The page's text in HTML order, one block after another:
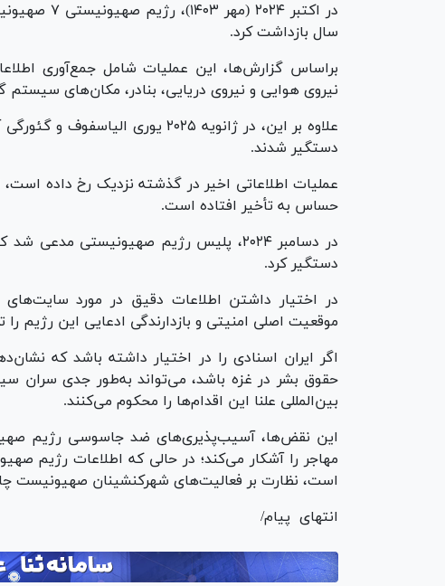
سال بازداشت کرد.
براساس گزارش‌ها، این عملیات شامل جمع‌آوری
نیروی هوایی و نیروی دریایی، بنادر، مکان‌های
علاوه بر این، در ژانویه ۲۰۲۵
دستگیر شدند.
عملیات اطلاعاتی اخیر در گذشته نزدیک رخ داده
حساس به تأخیر افتاده است.
دستگیر کرد.
در اختیار داشتن اطلاعات دقیق در مورد
موقعیت اصلی امنیتی و بازدارندگی ادعایی این رژیم را
اگر ایران اسنادی را در اختیار داشته باشد که
حقوق بشر در غزه باشد، می‌تواند به‌طور جدی سران
بین‌المللی علنا این اقدام‌ها را محکوم می‌کنند.
این نقض‌ها، آسیب‌پذیری‌های ضد جاسوسی رژیم
مهاجر را آشکار می‌کند؛ در حالی که اطلاعات رژیم
است، نظارت بر فعالیت‌های شهرک‎نشینان صهیونیست چالش‌برانگیزتر است.
انتهای پیام/